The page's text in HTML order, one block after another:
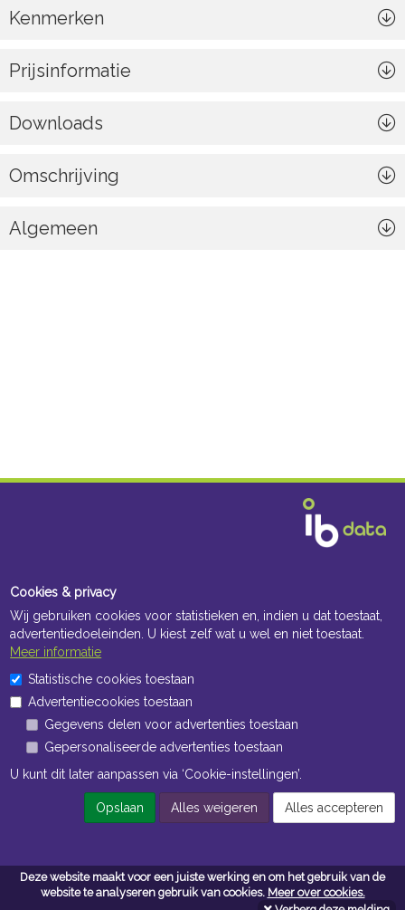
Deze website maakt voor een juiste werking en om het gebruik van de
website te analyseren gebruik van cookies. Meer over cookies.
Kenmerken
Prijsinformatie
Downloads
Omschrijving
Algemeen
Openingstijden Kantoor
ma t/m vr 8:30 uur tot 17:00 uur
Openingstijden Magazijn
ma t/m vr 7:00 uur tot 16:30 uur
Algemene voorwaarden
Cookies & privacy
Wij gebruiken cookies voor statistieken en, indien u dat toestaat,
advertentiedoeleinden. U kiest zelf wat u wel en niet toestaat.
Meer informatie
Statistische cookies toestaan
Advertentiecookies toestaan
Gegevens delen voor advertenties toestaan
Gepersonaliseerde advertenties toestaan
U kunt dit later aanpassen via ‘Cookie-instellingen’.
Opslaan Alles weigeren Alles accepteren